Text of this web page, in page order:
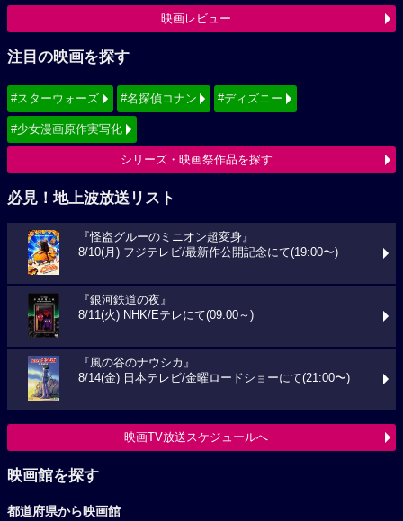
映画レビュー
注目の映画を探す
#スターウォーズ #名探偵コナン #ディズニー
#少女漫画原作実写化
シリーズ・映画祭作品を探す
必見！地上波放送リスト
『怪盗グルーのミニオン超変身』
8/10(月) フジテレビ/最新作公開記念にて(19:00〜)
『銀河鉄道の夜』
8/11(火) NHK/Eテレにて(09:00～)
『風の谷のナウシカ』
8/14(金) 日本テレビ/金曜ロードショーにて(21:00〜)
映画TV放送スケジュールへ
映画館を探す
都道府県から映画館